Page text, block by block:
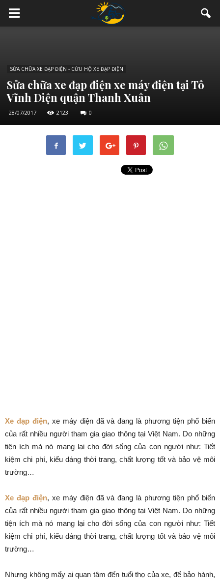
SỬA CHỮA XE ĐẠP ĐIỆN - CỨU HỘ XE ĐẠP ĐIỆN
Sửa chữa xe đạp điện xe máy điện tại Tô
Vĩnh Diện quận Thanh Xuân
28/07/2017 2123 0
Xe đạp điện, xe máy điện đã và đang là phương tiện phổ biến
của rất nhiều người tham gia giao thông tại Việt Nam. Do những
tiện ích mà nó mang lại cho đời sống của con người như: Tiết
kiệm chi phí, kiểu dáng thời trang, chất lượng tốt và bảo vệ môi
trường…
Xe đạp điện, xe máy điện đã và đang là phương tiện phổ biến
của rất nhiều người tham gia giao thông tại Việt Nam. Do những
tiện ích mà nó mang lại cho đời sống của con người như: Tiết
kiệm chi phí, kiểu dáng thời trang, chất lượng tốt và bảo vệ môi
trường…
Nhưng không mấy ai quan tâm đến tuổi thọ của xe, để bảo hành,